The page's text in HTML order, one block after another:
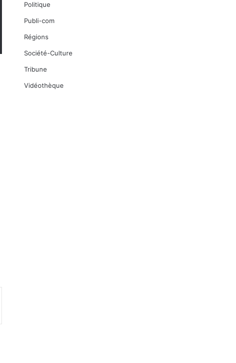
Politique
Publi-com
Régions
Société-Culture
Tribune
Vidéothèque